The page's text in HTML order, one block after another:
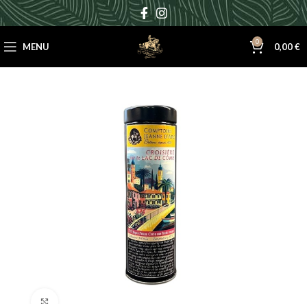
MENU 0 0,00€